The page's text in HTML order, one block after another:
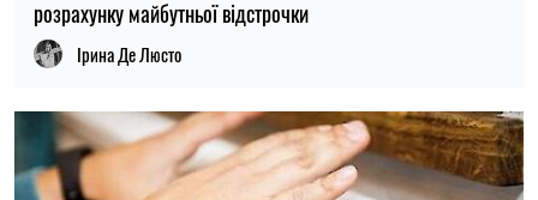
21:31, 05.08.2026
Кличко відзвітував по підготовк удо зими: Київ відновив
65% пошкоджених енергооб'єктів
Микола Потика